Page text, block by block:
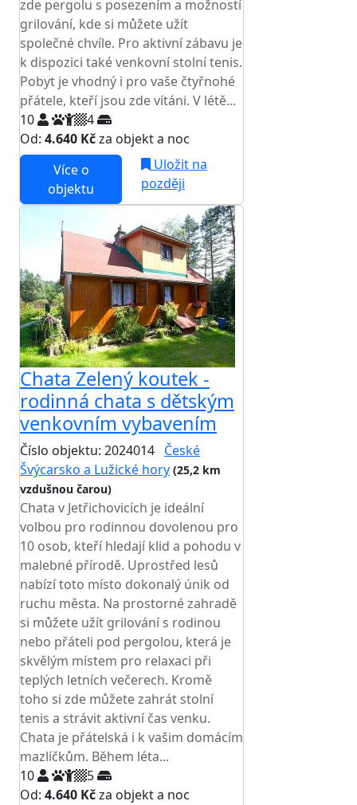
zde pergolu s posezením a možností
grilování, kde si můžete užít
společné chvíle. Pro aktivní zábavu je
k dispozici také venkovní stolní tenis.
Pobyt je vhodný i pro vaše čtyřnohé
přátele, kteří jsou zde vítáni. V létě...
10
4
Od: 4.640 Kčza objekt a noc
Více o
objektu
Uložit na
později
Chata Zelený koutek -
rodinná chata s dětským
venkovním vybavením
Číslo objektu: 2024014 České
Švýcarsko a Lužické hory (25,2 km
vzdušnou čarou)
Chata v Jetřichovicích je ideální
volbou pro rodinnou dovolenou pro
10 osob, kteří hledají klid a pohodu v
malebné přírodě. Uprostřed lesů
nabízí toto místo dokonalý únik od
ruchu města. Na prostorné zahradě
si můžete užít grilování s rodinou
nebo přáteli pod pergolou, která je
skvělým místem pro relaxaci při
teplých letních večerech. Kromě
toho si zde můžete zahrát stolní
tenis a strávit aktivní čas venku.
Chata je přátelská i k vašim domácím
mazlíčkům. Během léta...
10
5
Od: 4.640 Kčza objekt a noc